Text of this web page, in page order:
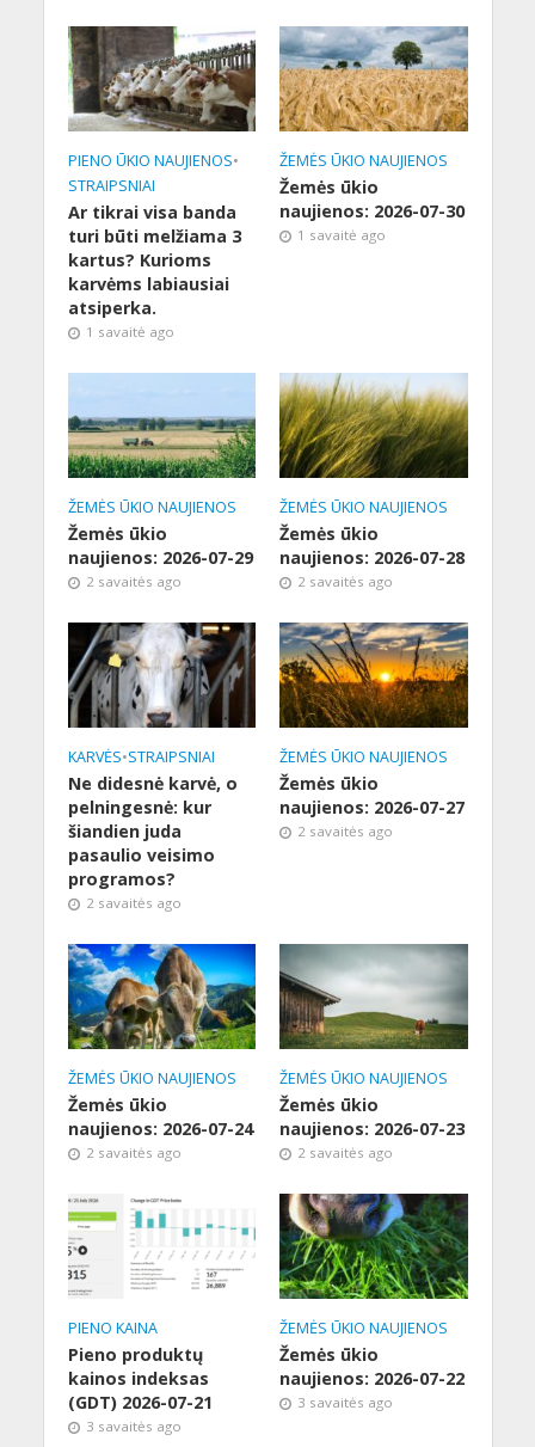
PIENO ŪKIO NAUJIENOS•
STRAIPSNIAI
Ar tikrai visa banda
turi būti melžiama 3
kartus? Kurioms
karvėms labiausiai
atsiperka.
1 savaitė ago
ŽEMĖS ŪKIO NAUJIENOS
Žemės ūkio
naujienos: 2026-07-30
1 savaitė ago
ŽEMĖS ŪKIO NAUJIENOS
Žemės ūkio
naujienos: 2026-07-29
2 savaitės ago
ŽEMĖS ŪKIO NAUJIENOS
Žemės ūkio
naujienos: 2026-07-28
2 savaitės ago
KARVĖS•STRAIPSNIAI
Ne didesnė karvė, o
pelningesnė: kur
šiandien juda
pasaulio veisimo
programos?
2 savaitės ago
ŽEMĖS ŪKIO NAUJIENOS
Žemės ūkio
naujienos: 2026-07-27
2 savaitės ago
ŽEMĖS ŪKIO NAUJIENOS
Žemės ūkio
naujienos: 2026-07-24
2 savaitės ago
ŽEMĖS ŪKIO NAUJIENOS
Žemės ūkio
naujienos: 2026-07-23
2 savaitės ago
PIENO KAINA
Pieno produktų
kainos indeksas
(GDT) 2026-07-21
3 savaitės ago
ŽEMĖS ŪKIO NAUJIENOS
Žemės ūkio
naujienos: 2026-07-22
3 savaitės ago